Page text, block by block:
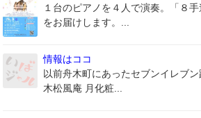
１台のピアノを４人で演奏。「８
をお届けします。...
情報はココ
以前舟木町にあったセブンイレブ
木松風庵 月化粧...